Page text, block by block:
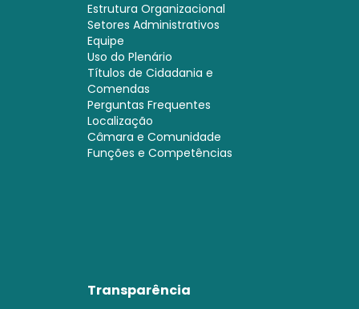
Estrutura Organizacional
Setores Administrativos
Equipe
Uso do Plenário
Títulos de Cidadania e
Comendas
Perguntas Frequentes
Localização
Câmara e Comunidade
Funções e Competências
Transparência